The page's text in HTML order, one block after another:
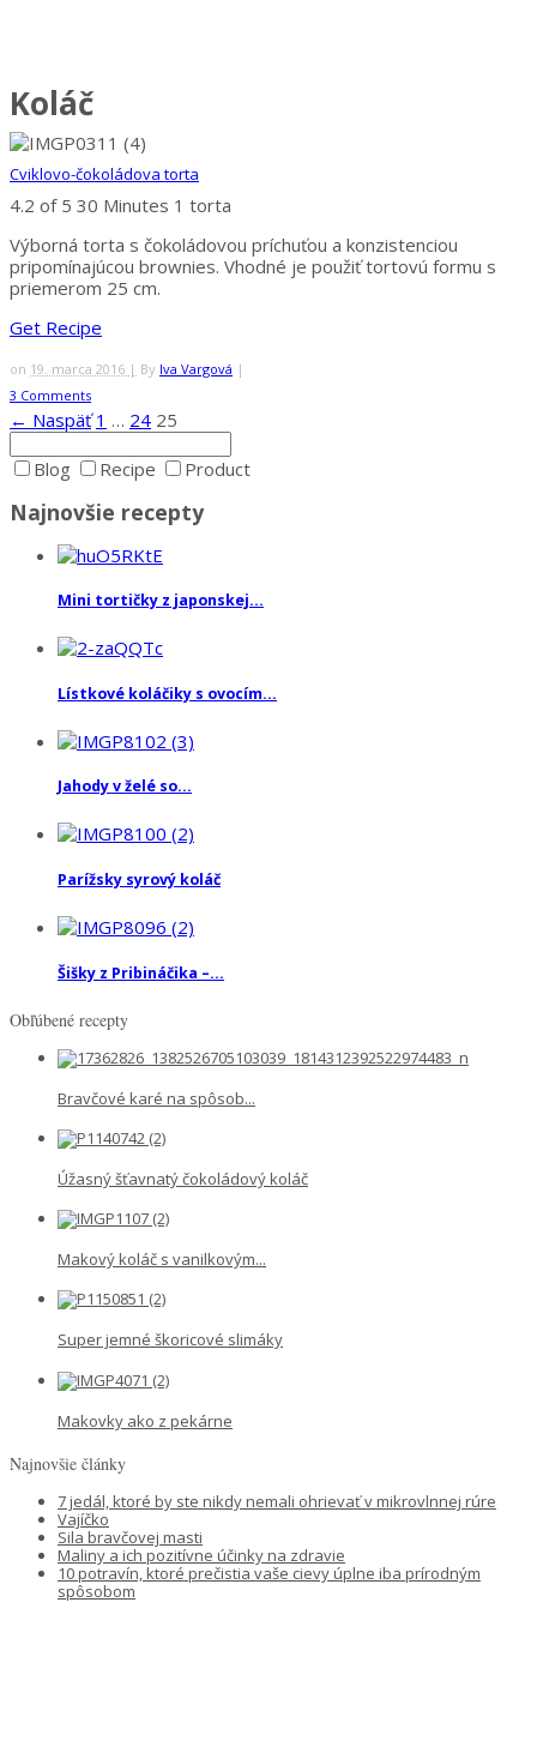
Koláč
Cviklovo-čokoládova torta
4.2 of 5 30 Minutes 1 torta
Výborná torta s čokoládovou príchuťou a konzistenciou
pripomínajúcou brownies. Vhodné je použiť tortovú formu s
priemerom 25 cm.
Get Recipe
on 19. marca 2016 | By Iva Vargová |
3 Comments
← Naspäť 1 … 24 25
Blog Recipe Product
Najnovšie recepty
Mini tortičky z japonskej...
Lístkové koláčiky s ovocím...
Jahody v želé so...
Parížsky syrový koláč
Šišky z Pribináčika –...
Obľúbené recepty
Bravčové karé na spôsob...
Úžasný šťavnatý čokoládový koláč
Makový koláč s vanilkovým...
Super jemné škoricové slimáky
Makovky ako z pekárne
Najnovšie články
7 jedál, ktoré by ste nikdy nemali ohrievať v mikrovlnnej rúre
Vajíčko
Sila bravčovej masti
Maliny a ich pozitívne účinky na zdravie
10 potravín, ktoré prečistia vaše cievy úplne iba prírodným
spôsobom